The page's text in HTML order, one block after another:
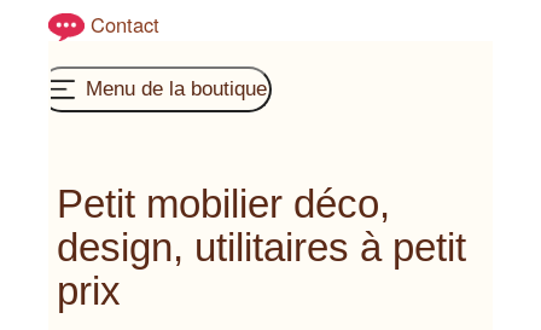
Contact
Menu de la boutique
Petit mobilier déco,
design, utilitaires à petit
prix